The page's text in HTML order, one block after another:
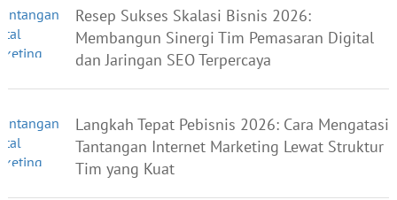
Resep Sukses Skalasi Bisnis 2026:
Membangun Sinergi Tim Pemasaran Digital
dan Jaringan SEO Terpercaya
Langkah Tepat Pebisnis 2026: Cara Mengatasi
Tantangan Internet Marketing Lewat Struktur
Tim yang Kuat